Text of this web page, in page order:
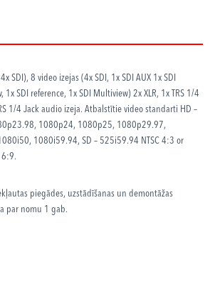
SDI), 8 video izejas (4x SDI, 1x SDI AUX 1x SDI
1x SDI reference, 1x SDI Multiview) 2x XLR, 1x TRS 1/4
1/4 Jack audio izeja. Atbalstītie video standarti HD –
1080p24, 1080p25, 1080p29.97,
1080i59.94, SD – 525i59.94 NTSC 4:3 or
.
piegādes, uzstādīšanas un demontāžas
par nomu 1 gab.